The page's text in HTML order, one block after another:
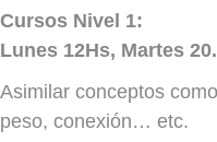
Cursos Nivel 1:
Lunes 12Hs, Martes
Asimilar conceptos
peso, conexión… etc.